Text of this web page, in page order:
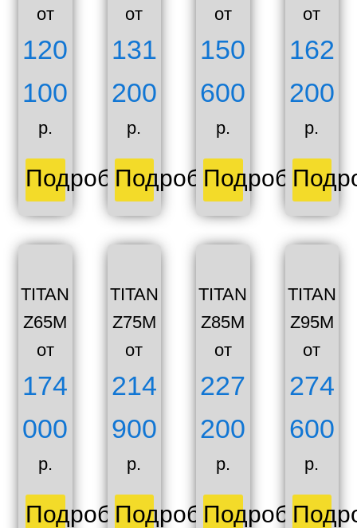
от
120
100
р.
Подробнее
от
131
200
р.
Подробнее
от
150
600
р.
Подробнее
от
162
200
р.
TITAN
Z65M
от
174
000
р.
Подробнее
TITAN
Z75M
от
214
900
р.
Подробнее
TITAN
Z85M
от
227
200
р.
Подробнее
TITAN
Z95M
от
274
600
р.